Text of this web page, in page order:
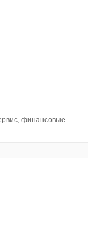
финансовые